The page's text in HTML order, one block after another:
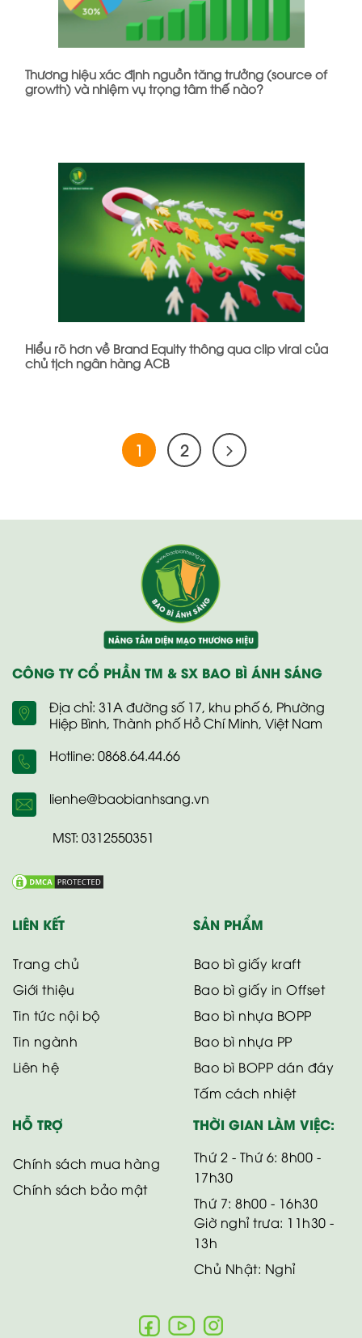
Thương hiệu xác định nguồn tăng trưởng (source of
growth) và nhiệm vụ trọng tâm thế nào?
Hiểu rõ hơn về Brand Equity thông qua clip viral của
chủ tịch ngân hàng ACB
1 2
CÔNG TY CỔ PHẦN TM & SX BAO BÌ ÁNH SÁNG
Địa chỉ: 31A đường số 17, khu phố 6, Phường
Hiệp Bình, Thành phố Hồ Chí Minh, Việt Nam
Hotline: 0868.64.44.66
lienhe@baobianhsang.vn
MST: 0312550351
LIÊN KẾT
Trang chủ
Giới thiệu
Tin tức nội bộ
Tin ngành
Liên hệ
SẢN PHẨM
Bao bì giấy kraft
Bao bì giấy in Offset
Bao bì nhựa BOPP
Bao bì nhựa PP
Bao bì BOPP dán đáy
Tấm cách nhiệt
HỖ TRỢ
Chính sách mua hàng
Chính sách bảo mật
THỜI GIAN LÀM VIỆC:
Thứ 2 - Thứ 6: 8h00 -
17h30
Thứ 7: 8h00 - 16h30
Giờ nghỉ trưa: 11h30 -
13h
Chủ Nhật: Nghỉ